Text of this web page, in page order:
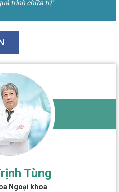
trình chữa trị"
Tùng
Ngoại khoa